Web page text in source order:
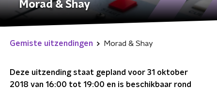
Morad & Shay
Gemiste uitzendingen Morad & Shay
Deze uitzending staat gepland voor 31 oktober
2018 van 16:00 tot 19:00 en is beschikbaar rond